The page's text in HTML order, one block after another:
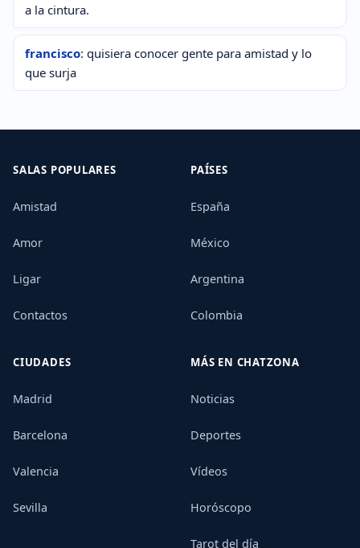
a la cintura.
francisco: quisiera conocer gente para amistad y lo
que surja
SALAS POPULARES
Amistad
Amor
Ligar
Contactos
PAÍSES
España
México
Argentina
Colombia
CIUDADES
Madrid
Barcelona
Valencia
Sevilla
MÁS EN CHATZONA
Noticias
Deportes
Vídeos
Horóscopo
Tarot del día